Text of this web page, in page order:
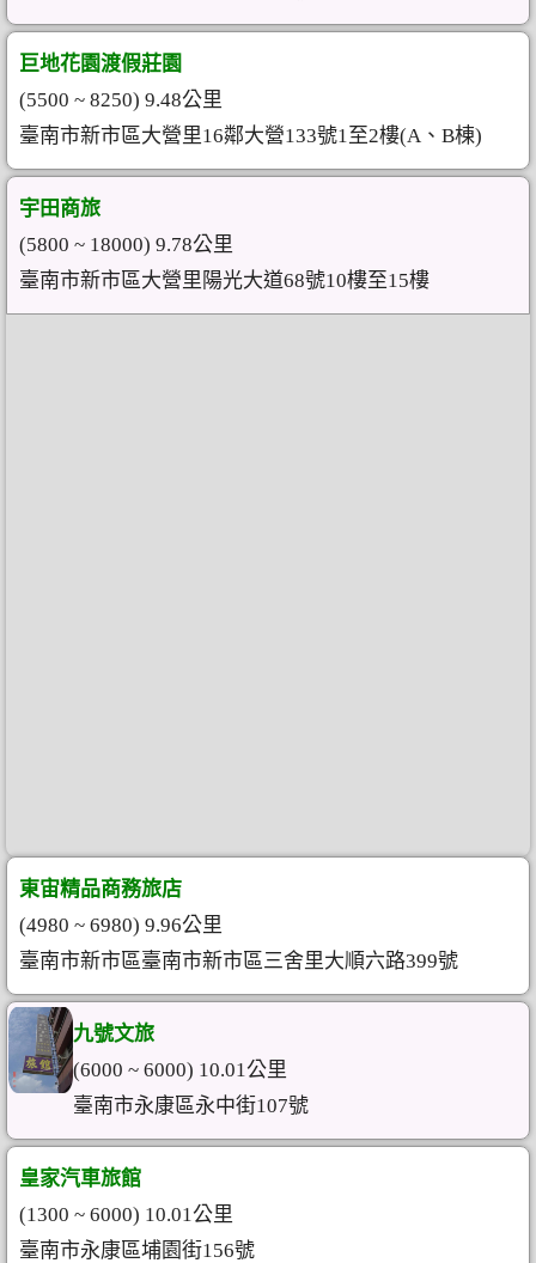
巨地花園渡假莊園
(5500 ~ 8250) 9.48公里
臺南市新市區大營里16鄰大營133號1至2樓(A、B棟)
宇田商旅
(5800 ~ 18000) 9.78公里
臺南市新市區大營里陽光大道68號10樓至15樓
東宙精品商務旅店
(4980 ~ 6980) 9.96公里
臺南市新市區臺南市新市區三舍里大順六路399號
九號文旅
(6000 ~ 6000) 10.01公里
臺南市永康區永中街107號
皇家汽車旅館
(1300 ~ 6000) 10.01公里
臺南市永康區埔園街156號